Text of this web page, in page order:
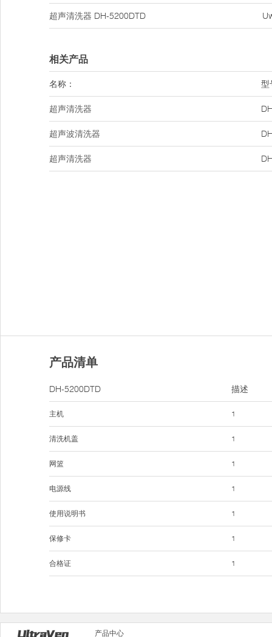
超声清洗器 DH-5200DTD
相关产品
名称： 型
超声清洗器
超声波清洗器
超声清洗器
产品清单
DH-5200DTD
主机
清洗机盖
网篮
电源线
使用说明书
保修卡
合格证
描述
1
1
1
1
1
1
1
产品中心